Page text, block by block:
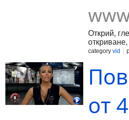
Открий,
създаване
category vid
от